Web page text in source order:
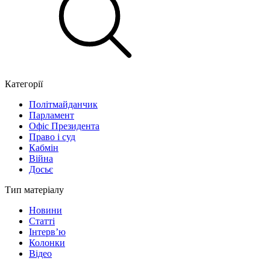
Категорії
Політмайданчик
Парламент
Офіс Президента
Право і суд
Кабмін
Війна
Досьє
Тип матеріалу
Новини
Статті
Інтерв’ю
Колонки
Відео